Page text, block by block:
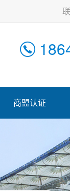
商盟认证